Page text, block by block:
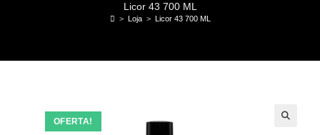
Licor 43 700 ML
> Loja > Licor 43 700 ML
OFERTA!